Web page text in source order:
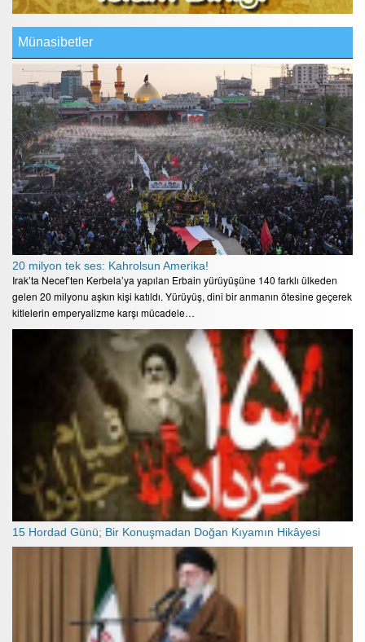
Münasibetler
20 milyon tek ses: Kahrolsun Amerika!
Irak’ta Necef’ten Kerbela’ya yapılan Erbain yürüyüşüne 140 farklı ülkeden
gelen 20 milyonu aşkın kişi katıldı. Yürüyüş, dini bir anmanın ötesine geçerek
kitlelerin emperyalizme karşı mücadele…
15 Hordad Günü; Bir Konuşmadan Doğan Kıyamın Hikâyesi